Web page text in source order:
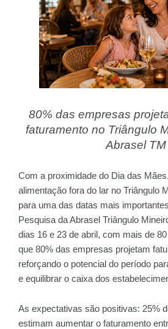
80% das empresas
faturamento no Triângulo
Abrasel TM
Com a proximidade do Dia das
alimentação fora do lar no Triângulo
para uma das datas mais
Pesquisa da Abrasel Triângulo
dias 16 e 23 de abril, com mais de
que 80% das empresas projetam
reforçando o potencial do período
e equilibrar o caixa dos
As expectativas são positivas: 25%
estimam aumentar o faturamento